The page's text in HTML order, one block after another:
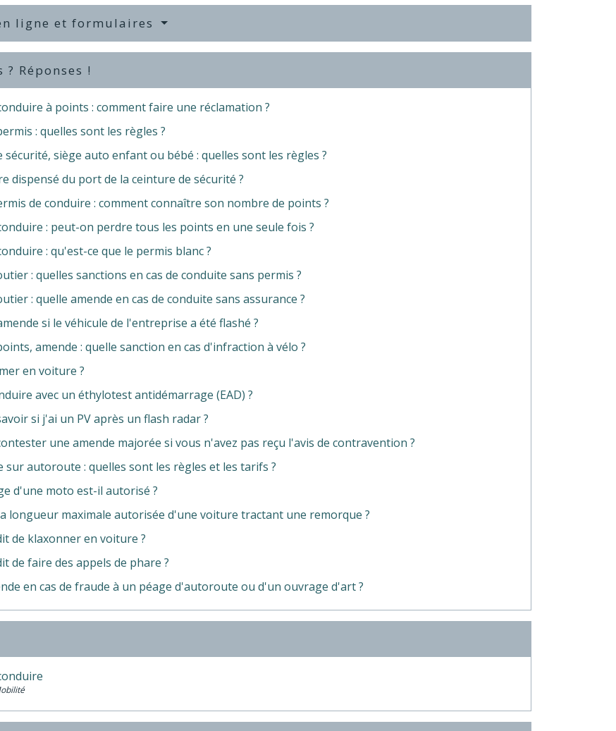
ligne et formulaires
? Réponses !
à points : comment faire une réclamation ?
: quelles sont les règles ?
sécurité, siège auto enfant ou bébé : quelles sont les règles ?
dispensé du port de la ceinture de sécurité ?
de conduire : comment connaître son nombre de points ?
: peut-on perdre tous les points en une seule fois ?
: qu'est-ce que le permis blanc ?
: quelles sanctions en cas de conduite sans permis ?
: quelle amende en cas de conduite sans assurance ?
si le véhicule de l'entreprise a été flashé ?
amende : quelle sanction en cas d'infraction à vélo ?
en voiture ?
avec un éthylotest antidémarrage (EAD) ?
si j'ai un PV après un flash radar ?
une amende majorée si vous n'avez pas reçu l'avis de contravention ?
sur autoroute : quelles sont les règles et les tarifs ?
d'une moto est-il autorisé ?
longueur maximale autorisée d'une voiture tractant une remorque ?
de klaxonner en voiture ?
de faire des appels de phare ?
en cas de fraude à un péage d'autoroute ou d'un ouvrage d'art ?